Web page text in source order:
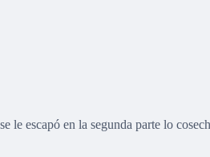
escapó en la segunda parte lo